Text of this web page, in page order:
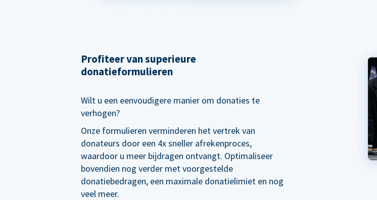
Profiteer van superieure
donatieformulieren
Wilt u een eenvoudigere manier om donaties te
verhogen?
Onze formulieren verminderen het vertrek van
donateurs door een 4x sneller afrekenproces,
waardoor u meer bijdragen ontvangt. Optimaliseer
bovendien nog verder met voorgestelde
donatiebedragen, een maximale donatielimiet en nog
veel meer.